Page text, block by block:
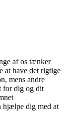
af os tænker
at have det rigtige
mens andre
for dig og dit
hjælpe dig med at